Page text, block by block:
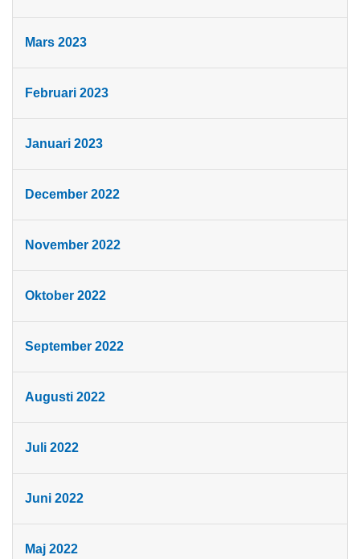
Mars 2023
Februari 2023
Januari 2023
December 2022
November 2022
Oktober 2022
September 2022
Augusti 2022
Juli 2022
Juni 2022
Maj 2022